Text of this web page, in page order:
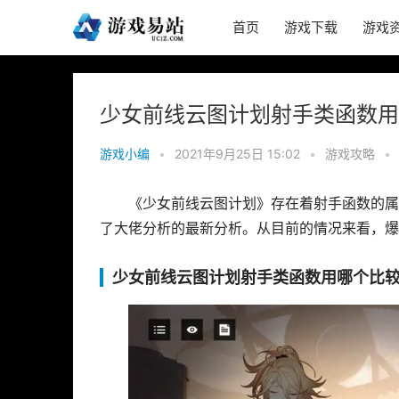
首页 游戏下载 游戏
少女前线云图计划射手类函数
游戏小编 • 2021年9月25日 15:02 • 游戏攻略 •
《少女前线云图计划》存在着射手函数的
了大佬分析的最新分析。从目前的情况来看，
少女前线云图计划射手类函数用哪个比